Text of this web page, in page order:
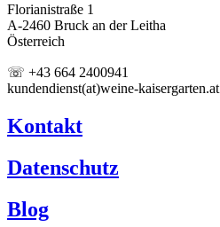
Florianistraße 1
A-2460 Bruck an der Leitha
Österreich
☏ +43 664 2400941
kundendienst(at)weine-kaisergarten.at
Kontakt
Datenschutz
Blog